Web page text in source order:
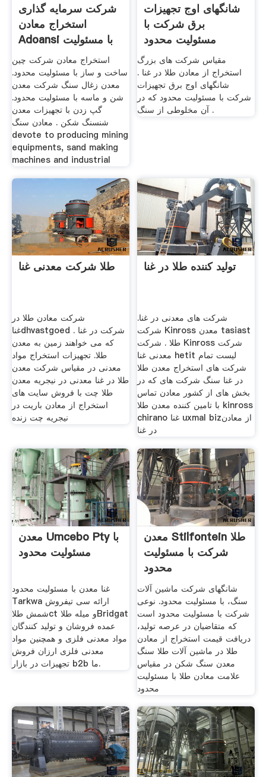
شرکت سرمایه گذاری
استخراج معادن
Adoansi با مسئولیت
محدود
استخراج معادن شرکت چین
ساخت و ساز با مسئولیت محدود.
معدن زغال سنگ شرکت معدن
شن و ماسه با مسئولیت محدود.
گپ زدن با تجهیزات معدن
شنسنگ شکن . معادن سنگ
devote to producing mining
equipments, sand making
machines and industrial
شانگهای اوج تجهیزات
برق شرکت با
مسئولیت محدود
مقیاس شرکت های بزرگ
استخراج از معادن طلا در غنا .
شانگهای اوج برق تجهیزات
شرکت با مسئولیت محدود که در
آن مخلوطی از سنگ .
طلا شرکت معدنی غنا
شرکت معادن طلا در
غناdhvastgoed . شرکت در غنا
که می خواهند زمین به معدن
طلا. تجهیزات استخراج مواد
معدنی در مقیاس شرکت معدن
طلا در غنا معدنی در نیجریه معدن
طلا چت با فروش سایت های
استخراج از معادن باریت در
نیجریه چت زنده
تولید کننده طلا در غنا
شرکت های معدنی در غنا.
شرکت Kinross معدن tasiast
طلا . شرکت Kinross شرکت
معدنی غنا hetit لیست تمام
شرکت های استخراج معدن طلا
در غنا سنگ شرکت های که در
بخش های از کشور معادن تماس
با تامین کننده معدن طلا kinross
chirano غنا uxmal bizاز معادن
در غنا
معدن Umcebo Pty با
مسئولیت محدود
غنا معدن با مسئولیت محدود
Tarkwa ارائه سی تیفروش
شمش طلاct و میله طلاBridgat
عمده فروشان و تولید کنندگان
مواد معدنی فلزی و همچنین مواد
معدنی فلزی ارزان فروش
تجهیزات در بازار b2b ما.
معدن Stilfontein طلا
شرکت با مسئولیت
محدود
شانگهای شرکت ماشین آلات
سنگ، با مسئولیت محدود. نوعی
شرکت با مسئولیت محدود است
که متقاضیان در عرصه تولید،
دریافت قیمت استخراج از معادن
طلا در ماشین آلات طلا سنگ
معدن سنگ شکن در مقیاس
علامت معادن طلا با مسئولیت
محدود